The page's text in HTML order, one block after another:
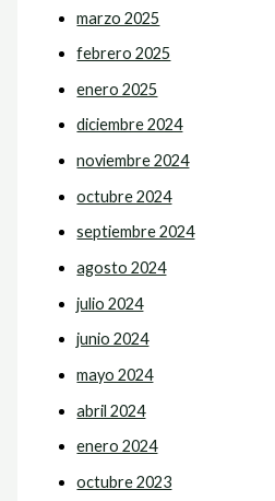
marzo 2025
febrero 2025
enero 2025
diciembre 2024
noviembre 2024
octubre 2024
septiembre 2024
agosto 2024
julio 2024
junio 2024
mayo 2024
abril 2024
enero 2024
octubre 2023